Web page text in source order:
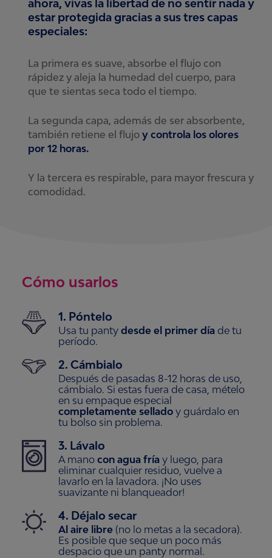
ahora, vivas la libertad de no sentir nada y
estar protegida gracias a sus tres capas
especiales:
La primera es suave, absorbe el flujo con
rápidez y aleja la humedad del cuerpo, para
que te sientas seca todo el tiempo.
La segunda capa, además de ser absorbente,
también retiene el flujo y controla los olores
por 12 horas.
Y la tercera es respirable, para mayor frescura y
comodidad.
Cómo usarlos
1. Póntelo
Usa tu panty desde el primer día de tu
período.
2. Cámbialo
Después de pasadas 8-12 horas de uso,
cámbialo. Si estas fuera de casa, mételo
en su empaque especial
completamente sellado y guárdalo en
tu bolso sin problema.
3. Lávalo
A mano con agua fría y luego, para
eliminar cualquier residuo, vuelve a
lavarlo en la lavadora. ¡No uses
suavizante ni blanqueador!
4. Déjalo secar
Al aire libre (no lo metas a la secadora).
Es posible que seque un poco más
despacio que un panty normal.